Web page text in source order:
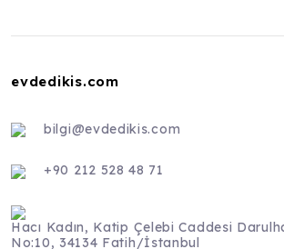
evdedikis.com
bilgi@evdedikis.com
+90 212 528 48 71
Hacı Kadın, Katip Çelebi Caddesi
No:10, 34134 Fatih/İstanbul